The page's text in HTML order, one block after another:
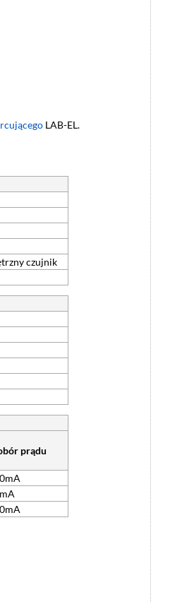
LAB-EL.
czujnik
prądu